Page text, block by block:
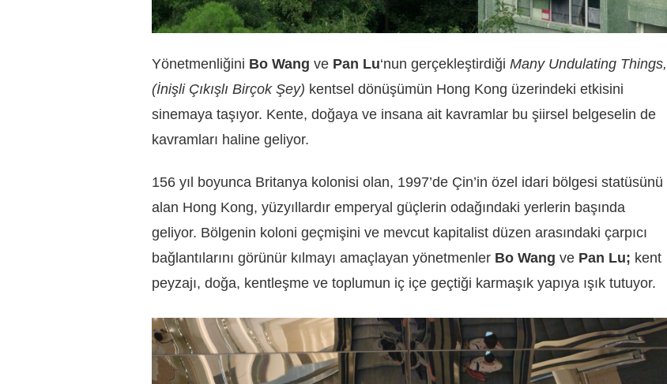
Yönetmenliğini Bo Wang ve Pan Lu‘nun gerçekleştirdiği Many Undulating Things,
(İnişli Çıkışlı Birçok Şey) kentsel dönüşümün Hong Kong üzerindeki etkisini
sinemaya taşıyor. Kente, doğaya ve insana ait kavramlar bu şiirsel belgeselin de
kavramları haline geliyor.
156 yıl boyunca Britanya kolonisi olan, 1997’de Çin’in özel idari bölgesi statüsünü
alan Hong Kong, yüzyıllardır emperyal güçlerin odağındaki yerlerin başında
geliyor. Bölgenin koloni geçmişini ve mevcut kapitalist düzen arasındaki çarpıcı
bağlantılarını görünür kılmayı amaçlayan yönetmenler Bo Wang ve Pan Lu; kent
peyzajı, doğa, kentleşme ve toplumun iç içe geçtiği karmaşık yapıya ışık tutuyor.